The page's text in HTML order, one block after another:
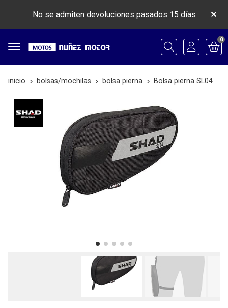
No se admiten devoluciones pasados 15 días
Buscar
0
inicio bolsas/mochilas bolsa pierna Bolsa pierna SL04